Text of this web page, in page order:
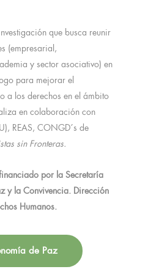
que busca reunir
(empresarial,
y sector asociativo) en
para mejorar el
a los derechos en el ámbito
en colaboración con
REAS, CONGD´s de
sin Fronteras.
por la Secretaría
y la Convivencia. Dirección
Humanos.
de Paz